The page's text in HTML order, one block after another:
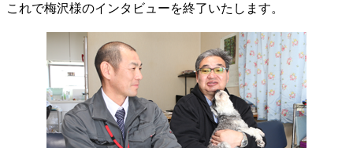
これで梅沢様のインタビューを終了いたします。